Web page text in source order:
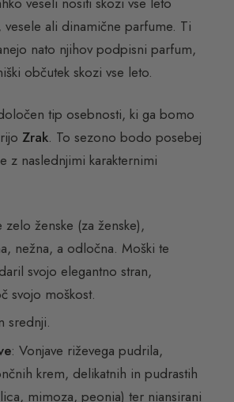
vesele ali dinamične parfume. Ti
nato njihov podpisni parfum,
občutek skozi vse leto.
tip osebnosti, ki ga bomo
Zrak. To sezono bodo posebej
z naslednjimi karakternimi
zelo ženske (za ženske),
nežna, a odločna. Moški te
svojo elegantno stran,
svojo moškost.
srednji.
: Vonjave riževega pudrila,
krem, delikatnih in pudrastih
mimoza, peonia) ter niansirani